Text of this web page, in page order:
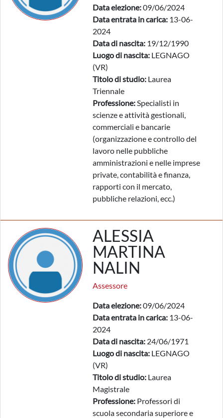
Data elezione:09/06/2024
Data entrata in carica: 13-06-
2024
Data di nascita: 19/12/1990
Luogo di nascita: LEGNAGO
(VR)
Titolo di studio: Laurea
Triennale
Professione:Specialisti in
scienze e attività gestionali,
commerciali e bancarie
(organizzazione e controllo del
lavoro nelle pubbliche
amministrazioni e nelle imprese
private, contabilità e finanza,
rapporti con il mercato,
pubbliche relazioni, ecc.)
ALESSIA
MARTINA
NALIN
Assessore
Data elezione:09/06/2024
Data entrata in carica: 13-06-
2024
Data di nascita: 24/06/1971
Luogo di nascita: LEGNAGO
(VR)
Titolo di studio: Laurea
Magistrale
Professione: Professori di
scuola secondaria superiore e